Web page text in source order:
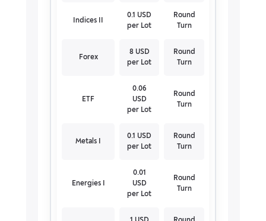
Indices II
0.1 USD
per Lot
Round
Turn
Forex
8 USD
per Lot
Round
Turn
ETF
0.06
USD
per Lot
Round
Turn
Metals I
0.1 USD
per Lot
Round
Turn
Energies I
0.01
USD
per Lot
Round
Turn